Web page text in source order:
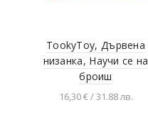
TookyToy, Дървена
низанка, Научи се на
броиш
16,30 € / 31.88 лв.